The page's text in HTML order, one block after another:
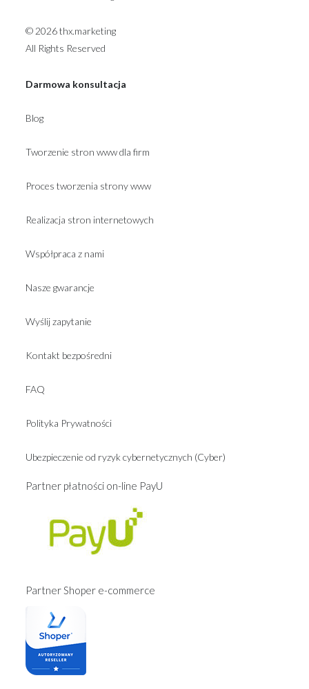
© 2026 thx.marketing
All Rights Reserved
Darmowa konsultacja
Blog
Tworzenie stron www dla firm
Proces tworzenia strony www
Realizacja stron internetowych
Współpraca z nami
Nasze gwarancje
Wyślij zapytanie
Kontakt bezpośredni
FAQ
Polityka Prywatności
Ubezpieczenie od ryzyk cybernetycznych (Cyber)
Partner płatności on-line PayU
Partner Shoper e-commerce